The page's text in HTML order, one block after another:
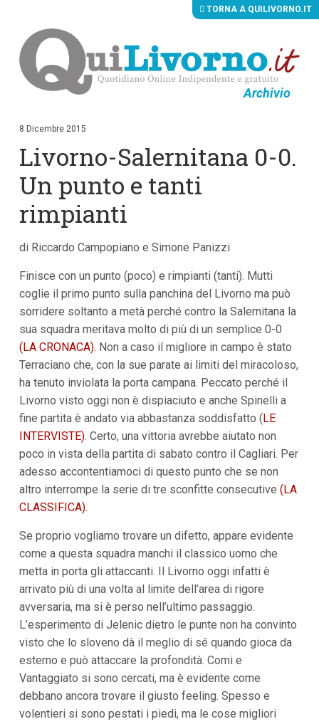
Archivio
i
i
e
n
t
p
r
i
c
i
p
a
i
a
i
l
M
n
ù
r
n
i
p
a
e
V
i
i
f
o
d
TORNA A QUILIVORNO.IT
8 Dicembre 2015
Livorno-Salernitana 0-0.
Un punto e tanti
rimpianti
di Riccardo Campopiano e Simone Panizzi
Finisce con un punto (poco) e rimpianti (tanti). Mutti
coglie il primo punto sulla panchina del Livorno ma può
sorridere soltanto a metà perché contro la Salernitana la
sua squadra meritava molto di più di un semplice 0-0
(LA CRONACA). Non a caso il migliore in campo è stato
Terraciano che, con la sue parate ai limiti del miracoloso,
ha tenuto inviolata la porta campana. Peccato perché il
Livorno visto oggi non è dispiaciuto e anche Spinelli a
fine partita è andato via abbastanza soddisfatto ( LE
INTERVISTE). Certo, una vittoria avrebbe aiutato non
poco in vista della partita di sabato contro il Cagliari. Per
adesso accontentiamoci di questo punto che se non
altro interrompe la serie di tre sconfitte consecutive (LA
CLASSIFICA).
Se proprio vogliamo trovare un difetto, appare evidente
come a questa squadra manchi il classico uomo che
metta in porta gli attaccanti. Il Livorno oggi infatti è
arrivato più di una volta al limite dell’area di rigore
avversaria, ma si è perso nell’ultimo passaggio.
L’esperimento di Jelenic dietro le punte non ha convinto
visto che lo sloveno dà il meglio di sé quando gioca da
esterno e può attaccare la profondità. Comi e
Vantaggiato si sono cercati, ma è evidente come
debbano ancora trovare il giusto feeling. Spesso e
volentieri si sono pestati i piedi, ma le cose migliori